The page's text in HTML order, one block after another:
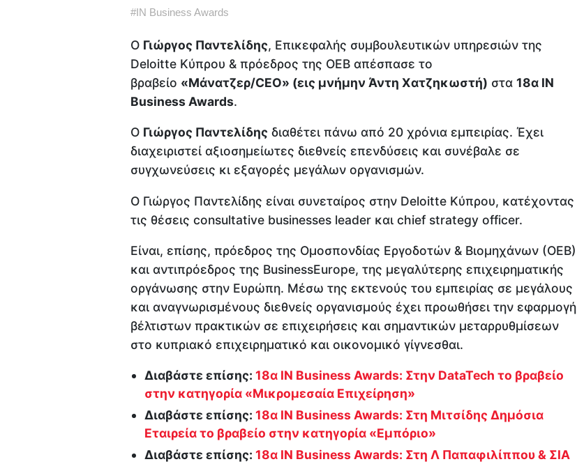
#IN Business Awards
Ο Γιώργος Παντελίδης, Επικεφαλής συμβουλευτικών υπηρεσιών της
Deloitte Kύπρου & πρόεδρος της ΟΕΒ απέσπασε το
βραβείο «Μάνατζερ/CEO» (εις μνήμην Άντη Χατζηκωστή) στα 18α IN
Business Awards.
Ο Γιώργος Παντελίδης διαθέτει πάνω από 20 χρόνια εμπειρίας. Έχει
διαχειριστεί αξιοσημείωτες διεθνείς επενδύσεις και συνέβαλε σε
συγχωνεύσεις κι εξαγορές μεγάλων οργανισμών.
Ο Γιώργος Παντελίδης είναι συνεταίρος στην Deloitte Κύπρου, κατέχοντας
τις θέσεις consultative businesses leader και chief strategy officer.
Είναι, επίσης, πρόεδρος της Ομοσπονδίας Εργοδοτών & Βιομηχάνων (ΟΕΒ)
και αντιπρόεδρος της BusinessEurope, της μεγαλύτερης επιχειρηματικής
οργάνωσης στην Ευρώπη. Mέσω της εκτενούς του εμπειρίας σε μεγάλους
και αναγνωρισμένους διεθνείς οργανισμούς έχει προωθήσει την εφαρμογή
βέλτιστων πρακτικών σε επιχειρήσεις και σημαντικών μεταρρυθμίσεων
στο κυπριακό επιχειρηματικό και οικονομικό γίγνεσθαι.
Διαβάστε επίσης: 18α IN Business Awards: Στην DataTech το βραβείο
στην κατηγορία «Μικρομεσαία Επιχείρηση»
Διαβάστε επίσης: 18α IN Business Awards: Στη Μιτσίδης Δημόσια
Εταιρεία το βραβείο στην κατηγορία «Εμπόριο»
Διαβάστε επίσης: 18α IN Business Awards: Στη Λ Παπαφιλίππου & ΣΙΑ